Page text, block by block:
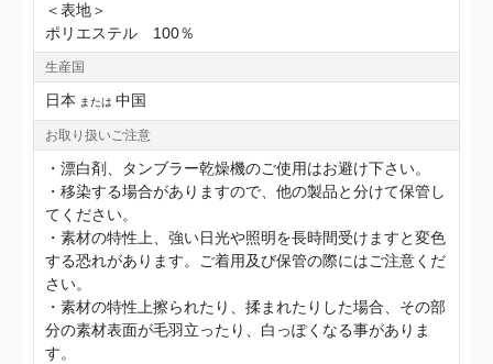
＜表地＞
ポリエステル 100％
生産国
日本 または 中国
お取り扱いご注意
・漂白剤、タンブラー乾燥機のご使用はお避け下さい。
・移染する場合がありますので、他の製品と分けて保管し
てください。
・素材の特性上、強い日光や照明を長時間受けますと変色
する恐れがあります。ご着用及び保管の際にはご注意くだ
さい。
・素材の特性上擦られたり、揉まれたりした場合、その部
分の素材表面が毛羽立ったり、白っぽくなる事がありま
す。